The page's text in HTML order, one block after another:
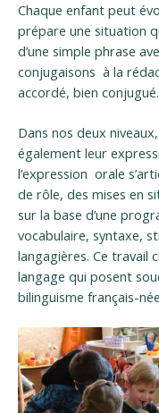
Chaque enfant peut
prépare une situation
d’une simple phrase
conjugaisons à la
accordé, bien conjugué.
Dans nos deux
également leur
l’expression orale
de rôle, des mises en
sur la base d’une
vocabulaire, syntaxe,
langagières. Ce travail
langage qui posent
bilinguisme français-